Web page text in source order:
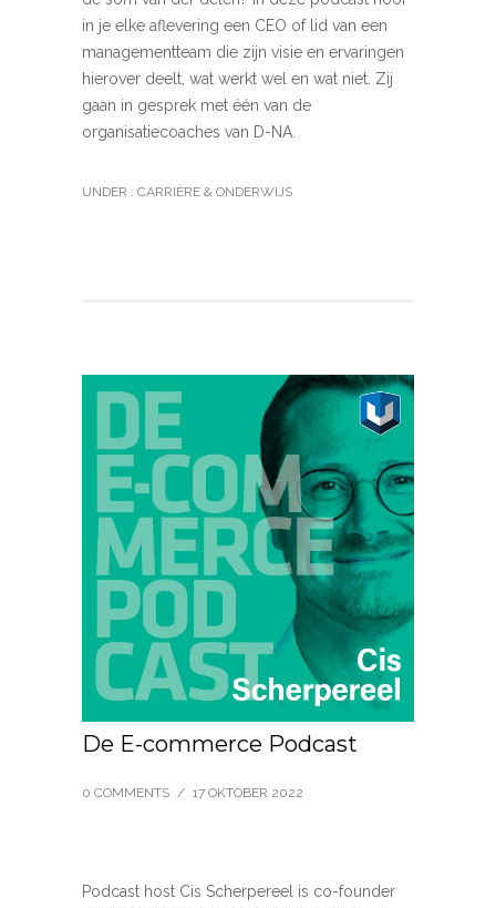
in je elke aflevering een CEO of lid van een
managementteam die zijn visie en ervaringen
hierover deelt, wat werkt wel en wat niet. Zij
gaan in gesprek met één van de
organisatiecoaches van D-NA.
UNDER : CARRIÈRE & ONDERWIJS
De E-commerce Podcast
0 COMMENTS / 17 OKTOBER 2022
Podcast host Cis Scherpereel is co-founder